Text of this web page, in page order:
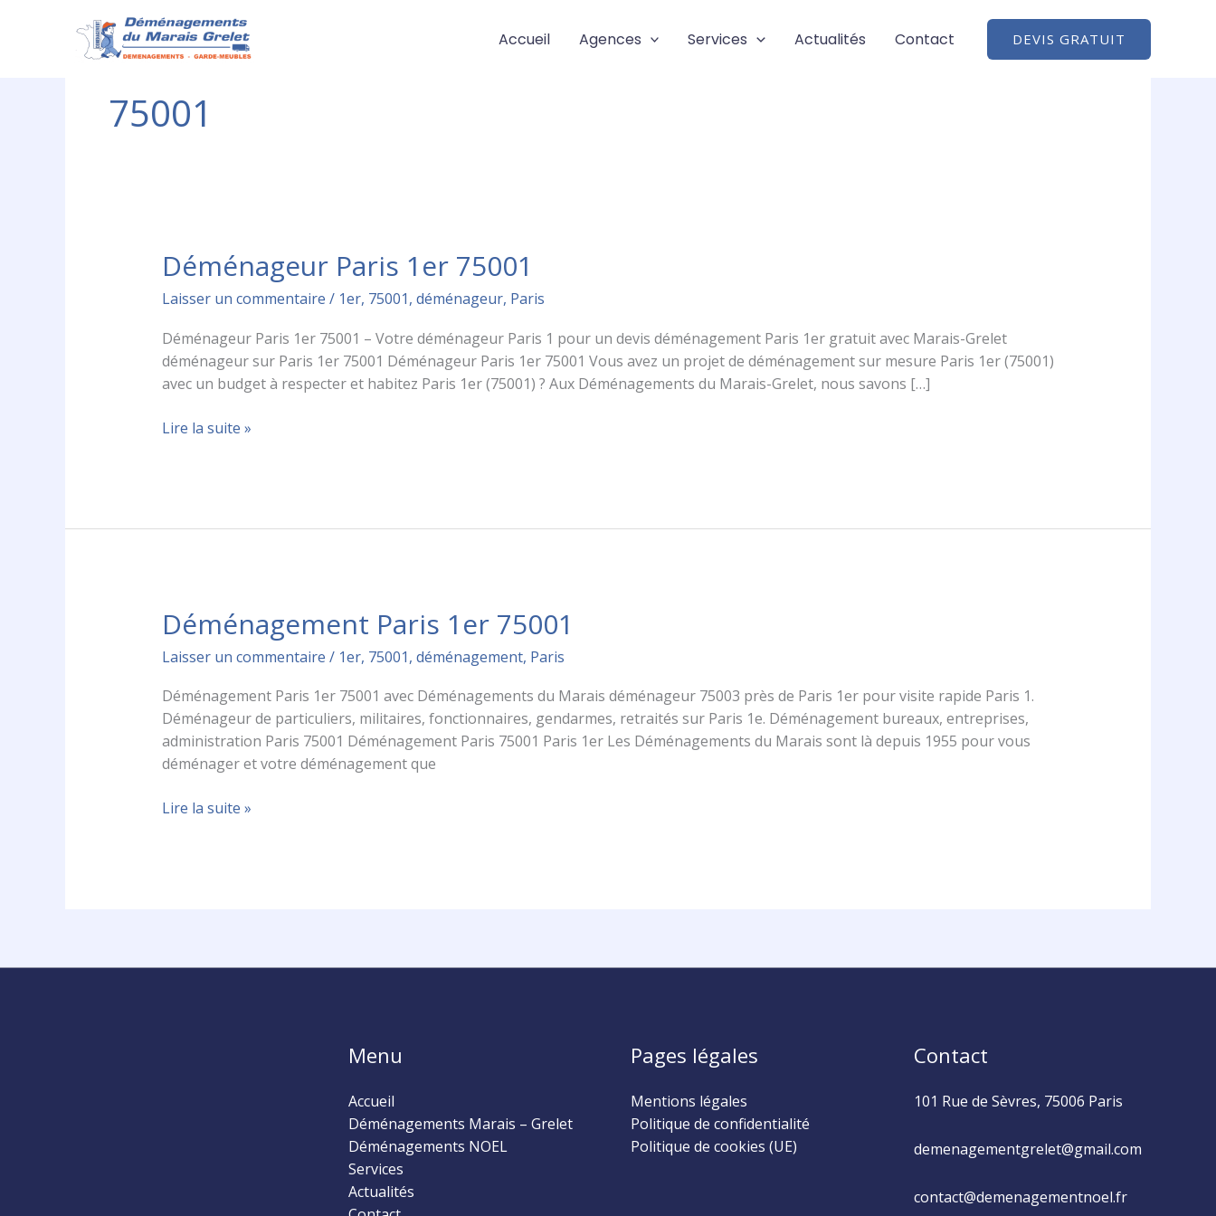
Accueil Agences Services Actualités Contact DEVIS GRATUIT
75001
Déménageur Paris 1er 75001
Laisser un commentaire / 1er, 75001, déménageur, Paris
Déménageur Paris 1er 75001 – Votre déménageur Paris 1 pour un devis déménagement Paris 1er gratuit avec Marais-Grelet
déménageur sur Paris 1er 75001 Déménageur Paris 1er 75001 Vous avez un projet de déménagement sur mesure Paris 1er (75001)
avec un budget à respecter et habitez Paris 1er (75001) ? Aux Déménagements du Marais-Grelet, nous savons […]
Déménageur
Paris
1er
Lire la suite »
Déménagement Paris 1er 75001
Laisser un commentaire / 1er, 75001, déménagement, Paris
Déménagement Paris 1er 75001 avec Déménagements du Marais déménageur 75003 près de Paris 1er pour visite rapide Paris 1.
Déménageur de particuliers, militaires, fonctionnaires, gendarmes, retraités sur Paris 1e. Déménagement bureaux, entreprises,
administration Paris 75001 Déménagement Paris 75001 Paris 1er Les Déménagements du Marais sont là depuis 1955 pour vous
déménager et votre déménagement que
Déménagement
Paris
1er
Lire la suite »
Menu
Accueil
Déménagements Marais – Grelet
Déménagements NOEL
Services
Actualités
Pages légales
Mentions légales
Politique de confidentialité
Politique de cookies (UE)
Contact
101 Rue de Sèvres, 75006 Paris
demenagementgrelet@gmail.com
contact@demenagementnoel.fr